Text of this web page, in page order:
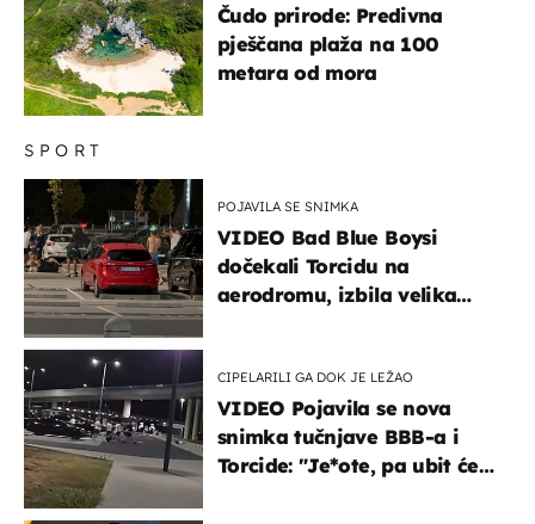
SPORT
POJAVILA SE SNIMKA
VIDEO Bad Blue Boysi
dočekali Torcidu na
aerodromu, izbila velika
CIPELARILI GA DOK JE LEŽAO
VIDEO Pojavila se nova
snimka tučnjave BBB-a i
Torcide: "Je*ote, pa ubit će
Čudo prirode: Predivna
pješčana plaža na 100
metara od mora